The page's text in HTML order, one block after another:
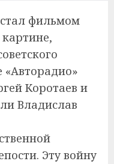
стал фильмом
«Авторадио»
Коротаев и
Владислав
Эту войну